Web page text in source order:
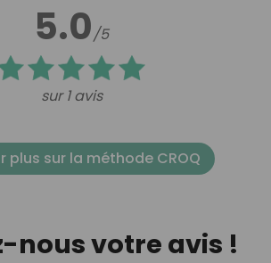
5.0/5
sur 1 avis
plus sur la méthode CROQ
nous votre avis !